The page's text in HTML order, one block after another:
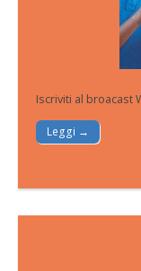
Iscriviti al broacast
Leggi →